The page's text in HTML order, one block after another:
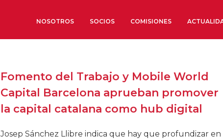
NOSOTROS
Órganos de Gobierno
Órganos Consultivos
Estructura Ejecutiva
SOCIOS COMISIONES
Fomento del Trabajo y Mobile World
Capital Barcelona aprueban promover
la capital catalana como hub digital
Josep Sánchez Llibre indica que hay que profundizar en